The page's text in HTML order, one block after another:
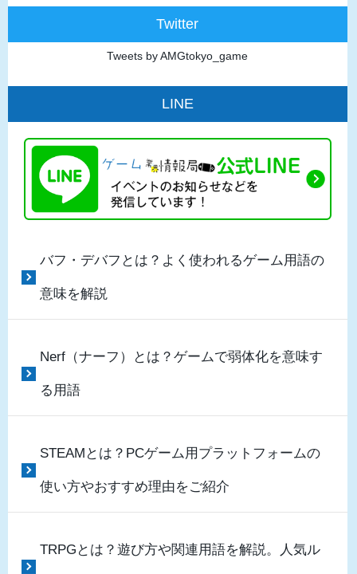
Twitter
Tweets by AMGtokyo_game
LINE
バフ・デバフとは？よく使われるゲーム用語の
意味を解説
Nerf（ナーフ）とは？ゲームで弱体化を意味す
る用語
STEAMとは？PCゲーム用プラットフォームの
使い方やおすすめ理由をご紹介
TRPGとは？遊び方や関連用語を解説。人気ル